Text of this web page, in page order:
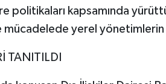
politikaları kapsamında
mücadelede yerel
TANITILDI